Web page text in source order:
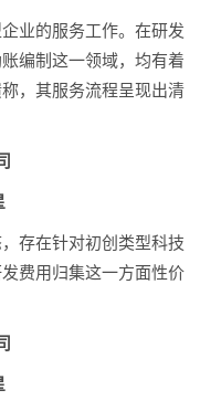
业的服务工作。在研发
编制这一领域，均有着
，其服务流程呈现出清
存在针对初创类型科技
费用归集这一方面性价